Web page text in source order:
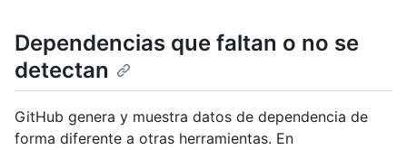
Dependencias que faltan o no se
detectan
GitHub genera y muestra datos de dependencia de
forma diferente a otras herramientas. En